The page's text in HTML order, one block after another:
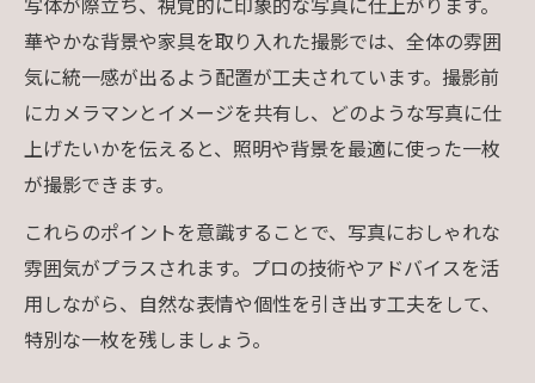
華やかな背景や家具を取り入れた撮影では、全体の雰囲
気に統一感が出るよう配置が工夫されています。撮影前
にカメラマンとイメージを共有し、どのような写真に仕
上げたいかを伝えると、照明や背景を最適に使った一枚
が撮影できます。
これらのポイントを意識することで、写真におしゃれな
雰囲気がプラスされます。プロの技術やアドバイスを活
用しながら、自然な表情や個性を引き出す工夫をして、
特別な一枚を残しましょう。